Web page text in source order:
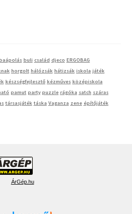
buli család djeco ERGOBAG
horgolt hálózsák hátizsák iskola játék
készségfejlesztő kézműves középiskola
pamut party puzzle rágóka satch száras
társasjáték táska Vaganza zene építőjáték
ÁrGép.hu